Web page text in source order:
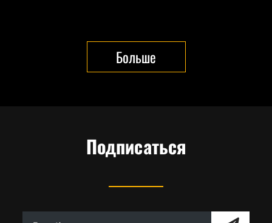
Больше
Подписаться